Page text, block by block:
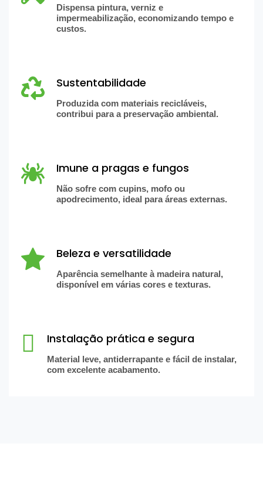
Dispensa pintura, verniz e
impermeabilização, economizando tempo e
custos.
Sustentabilidade
Produzida com materiais recicláveis,
contribui para a preservação ambiental.
Imune a pragas e fungos
Não sofre com cupins, mofo ou
apodrecimento, ideal para áreas externas.
Beleza e versatilidade
Aparência semelhante à madeira natural,
disponível em várias cores e texturas.
Instalação prática e segura
Material leve, antiderrapante e fácil de instalar,
com excelente acabamento.